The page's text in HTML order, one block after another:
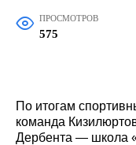
ПРОСМОТРОВ
575
По итогам
команда
Дербента — школа